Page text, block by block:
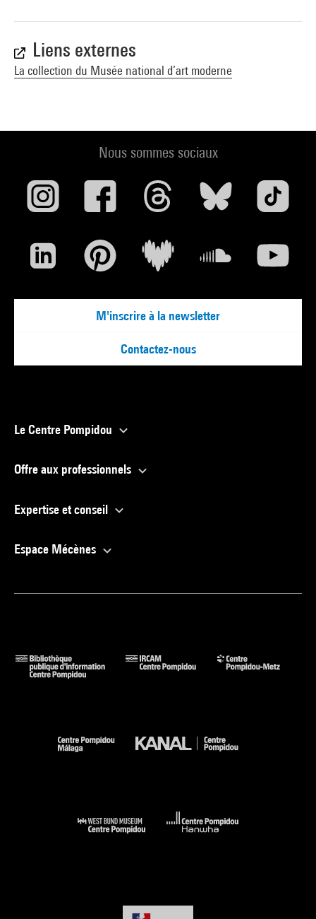
Liens externes
La collection du Musée national d’art moderne
Nous sommes sociaux
M'inscrire à la newsletter
Contactez-nous
Le Centre Pompidou
Offre aux professionnels
Expertise et conseil
Espace Mécènes